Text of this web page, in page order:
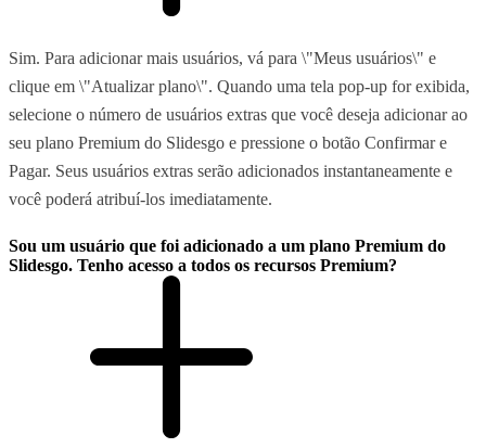
Sim. Para adicionar mais usuários, vá para \"Meus usuários\" e
clique em \"Atualizar plano\". Quando uma tela pop-up for exibida,
selecione o número de usuários extras que você deseja adicionar ao
seu plano Premium do Slidesgo e pressione o botão Confirmar e
Pagar. Seus usuários extras serão adicionados instantaneamente e
você poderá atribuí-los imediatamente.
Sou um usuário que foi adicionado a um plano Premium do
Slidesgo. Tenho acesso a todos os recursos Premium?